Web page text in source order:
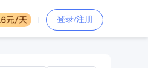
登录/注册